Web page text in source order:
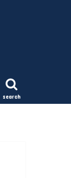
search